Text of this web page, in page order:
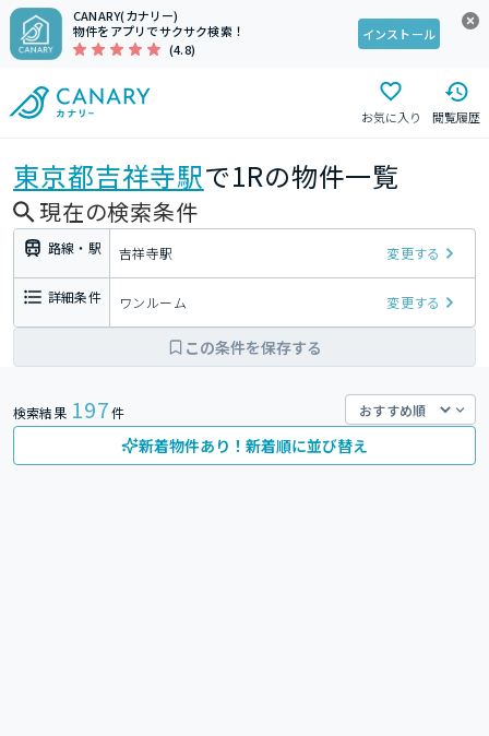
CANARY(カナリー)
物件をアプリでサクサク検索！
(4.8)
インストール
お気に入り 閲覧履歴
東京都吉祥寺駅で1Rの物件一覧
現在の検索条件
路線・駅 吉祥寺駅 変更する
詳細条件 ワンルーム 変更する
この条件を保存する
検索結果 197件
新着物件あり！新着順に並び替え